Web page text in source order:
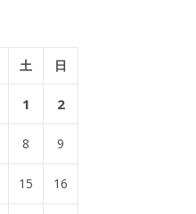
土 日
1 2
8 9
15 16